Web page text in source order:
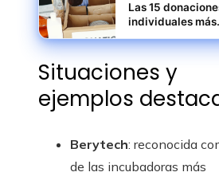
Las 15
individuales más
grandes jamás
registradas en
filantropía
Situaciones y
ejemplos
Berytech: reconocida
de las incubadoras más